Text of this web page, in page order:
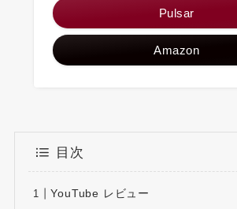
Pulsar
Amazon
目次
YouTube レビュー